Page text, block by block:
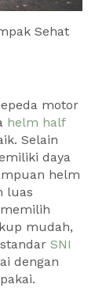
Sehat
motor
helm half
Selain
daya
helm
luas
mudah,
SNI
dengan